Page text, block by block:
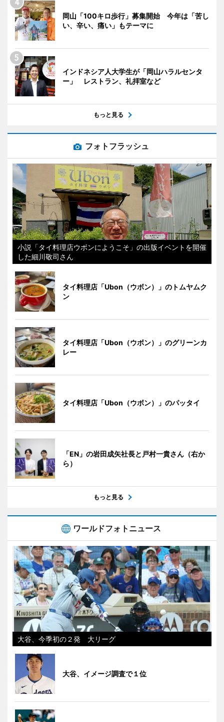
岡山「100キロ歩行」募集開始 今年は「苦し
い、辛い、痛い」もテーマに
インドネシア人大学生が「岡山ハラルセンタ
ー」 レストラン、礼拝室など
もっと見る
フォトフラッシュ
小説「タイ料理店ウボンにようこそ」の出版イベントを開催
した細川敬司さん
タイ料理店「Ubon（ウボン）」のトムヤムク
ン
タイ料理店「Ubon（ウボン）」のグリーンカ
レー
タイ料理店「Ubon（ウボン）」のパッタイ
「EN」の岩田成矢社長と戸村一貴さん（右か
ら）
もっと見る
ワールドフォトニュース
大谷、今季初の２発 大リーグ
大谷、イメージ調査で１位